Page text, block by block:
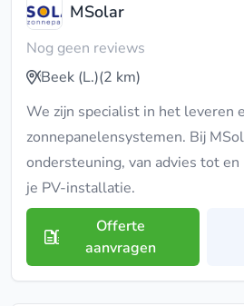
MSolar
Nog geen reviews
Beek (L.)(2 km)
We zijn specialist in het leveren
zonnepanelensystemen. Bij
ondersteuning, van advies tot
je PV-installatie.
Offerte
aanvragen